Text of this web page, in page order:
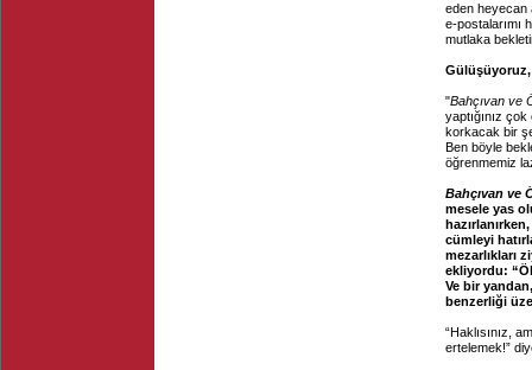
eden heyecan
e-postalarımı
mutlaka
"Bahçıvan ve
yaptığınız
korkacak bir
Ben böyle
öğrenmemiz
Bahçıvan ve
mesele yas
cümleyi
mezarlıkları
ekliyordu:
Ve bir
benzerliği
“Haklısınız,
ertelemek!”